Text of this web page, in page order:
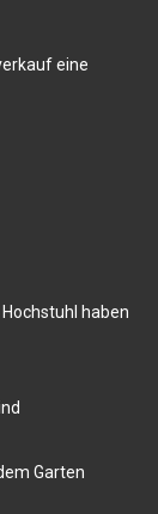
eine
haben
Garten